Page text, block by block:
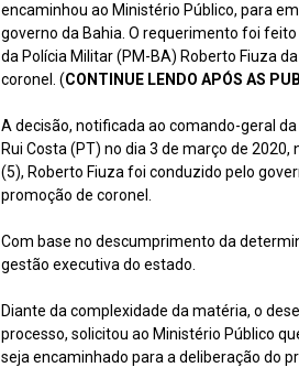
encaminhou ao Ministério Público, para
governo da Bahia. O requerimento foi
da Polícia Militar (PM-BA) Roberto Fiuza
coronel. (CONTINUE LENDO APÓS AS
A decisão, notificada ao comando-geral
Rui Costa (PT) no dia 3 de março de
(5), Roberto Fiuza foi conduzido pelo
promoção de coronel.
Com base no descumprimento da
gestão executiva do estado.
Diante da complexidade da matéria, o
processo, solicitou ao Ministério Público
seja encaminhado para a deliberação do